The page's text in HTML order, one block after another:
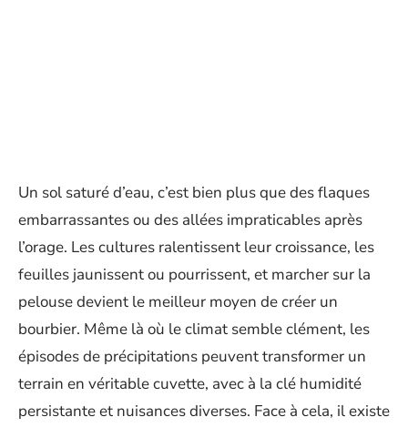
Un sol saturé d’eau, c’est bien plus que des flaques
embarrassantes ou des allées impraticables après
l’orage. Les cultures ralentissent leur croissance, les
feuilles jaunissent ou pourrissent, et marcher sur la
pelouse devient le meilleur moyen de créer un
bourbier. Même là où le climat semble clément, les
épisodes de précipitations peuvent transformer un
terrain en véritable cuvette, avec à la clé humidité
persistante et nuisances diverses. Face à cela, il existe